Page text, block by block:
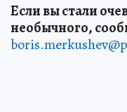
Если вы стали
необычного,